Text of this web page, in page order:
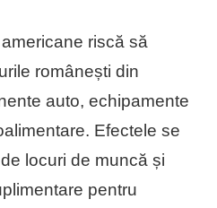
riscă să
românești din
auto, echipamente
Efectele se
locuri de muncă și
pentru